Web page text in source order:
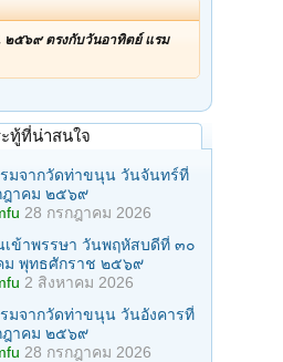
๒๕๖๙ ตรงกับวันอาทิตย์ แรม
ทู้ที่น่าสนใจ
รมจากวัดท่าขนุน วันจันทร์ที่
ฎาคม ๒๕๖๙
28 กรกฎาคม 2026
เข้าพรรษา วันพฤหัสบดีที่ ๓๐
ม พุทธศักราช ๒๕๖๙
2 สิงหาคม 2026
รมจากวัดท่าขนุน วันอังคารที่
ฎาคม ๒๕๖๙
28 กรกฎาคม 2026